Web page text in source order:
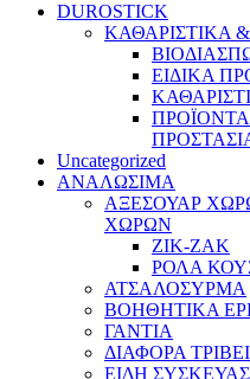
DUROSTICK
ΚΑΘΑΡΙΣΤΙΚΑ
ΕΙΔΙΚΑ
Uncategorized
ΑΝΑΛΩΣΙΜΑ
ΑΞΕΣΟΥΑΡ
ΧΩΡΩΝ
ΖΙΚ-ΖΑΚ
ΡΟΛΑ
ΑΤΣΑΛΟΣΥΡΜΑ
ΒΟΗΘΗΤΙΚΑ
ΓΑΝΤΙΑ
ΔΙΑΦΟΡΑ
ΕΙΔΗ